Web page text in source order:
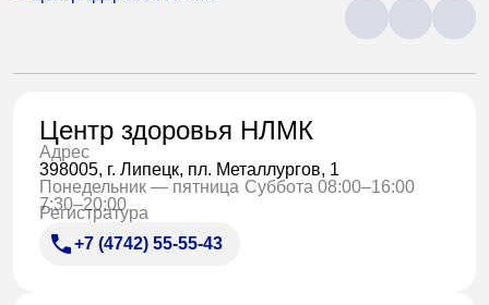
Центр здоровья НЛМК
Адрес
398005, г. Липецк, пл. Металлургов, 1
Понедельник — пятница
7:30–20:00
Суббота 08:00–16:00
Регистратура
+7 (4742) 55-55-43